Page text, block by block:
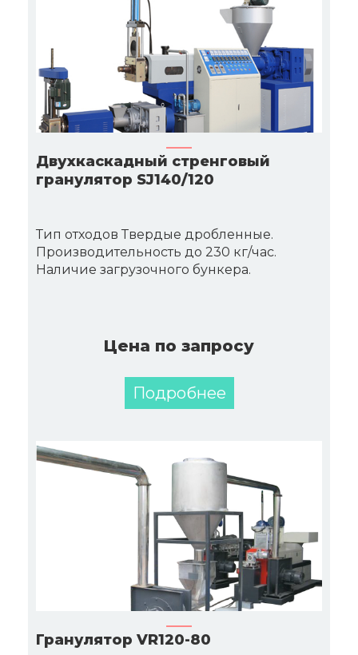
Двухкаскадный стренговый
гранулятор SJ140/120
Тип отходов Твердые дробленные.
Производительность до 230 кг/час.
Наличие загрузочного бункера.
Цена по запросу
Подробнее
Гранулятор VR120-80